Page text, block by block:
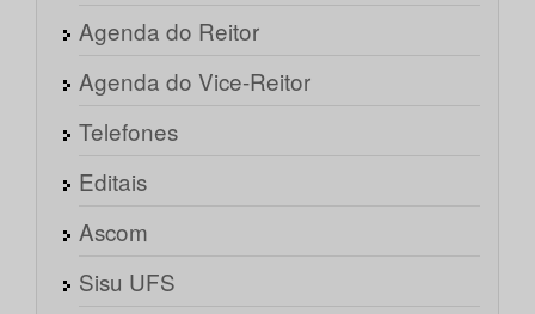
Agenda do Reitor
Agenda do Vice-Reitor
Telefones
Editais
Ascom
Sisu UFS